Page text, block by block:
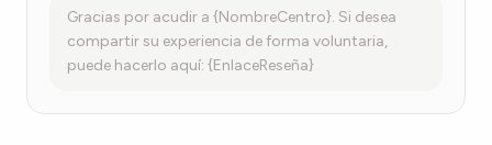
Gracias por acudir a {NombreCentro}. Si desea
compartir su experiencia de forma voluntaria,
puede hacerlo aquí: {EnlaceReseña}